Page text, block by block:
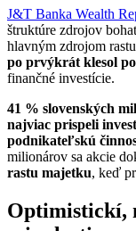
J&T Banka Wealth
štruktúre zdrojov
hlavným zdrojom
po prvýkrát klesol
finančné investície.
41 % slovenských
najviac prispeli
podnikateľskú
milionárov sa akcie
rastu majetku, keď
Optimistickí,